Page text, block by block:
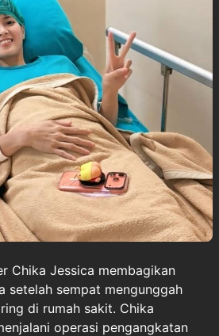
Chika Jessica membagikan
setelah sempat mengunggah
di rumah sakit. Chika
operasi pengangkatan